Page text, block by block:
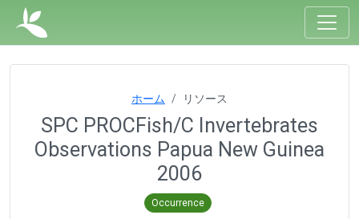
ホーム リソース
SPC PROCFish/C Invertebrates
Observations Papua New Guinea
2006
Occurrence